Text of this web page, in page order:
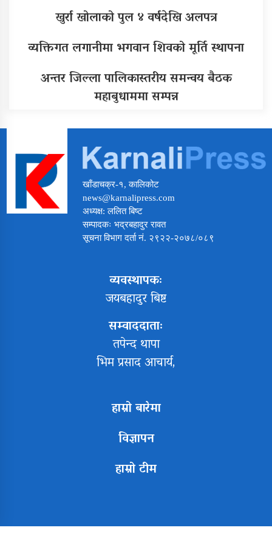
खुर्रा खोलाको पुल ४ वर्षदेखि अलपत्र
व्यक्तिगत लगानीमा भगवान शिवको मूर्ति स्थापना
अन्तर जिल्ला पालिकास्तरीय समन्वय बैठक
महाबुधाममा सम्पन्न
खाँडाचक्र-१, कालिकोट
news@karnalipress.com
अध्यक्ष: ललित बिष्ट
सम्पादकः भद्रबहादुर रावत
सूचना विभाग दर्ता नं. २९२२-२०७८/०८९
व्यवस्थापकः
जयबहादुर बिष्ट
सम्वाददाताः
तपेन्द थापा
भिम प्रसाद आचार्य,
हाम्रो बारेमा
विज्ञापन
हाम्रो टीम